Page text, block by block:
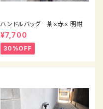
ハンドルバッグ 茶×赤× 明紺
¥7,700
30%OFF